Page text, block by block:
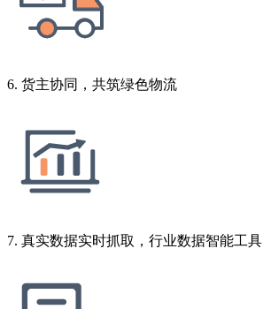
6. 货主协同，共筑绿色物流
7. 真实数据实时抓取，行业数据智能工具